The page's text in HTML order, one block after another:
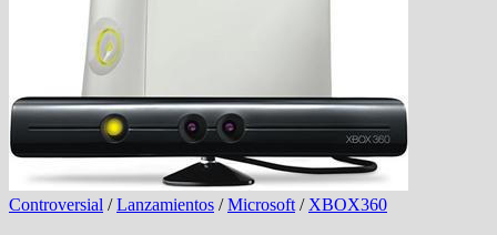
Controversial /Lanzamientos /Microsoft / XBOX360